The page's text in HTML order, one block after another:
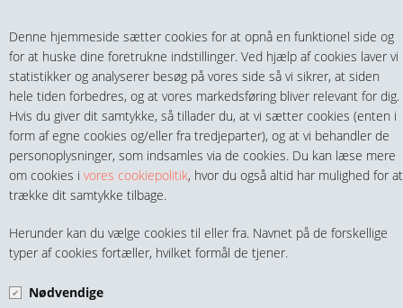
Denne hjemmeside sætter cookies for at opnå en funktionel side og
for at huske dine foretrukne indstillinger. Ved hjælp af cookies laver vi
statistikker og analyserer besøg på vores side så vi sikrer, at siden
hele tiden forbedres, og at vores markedsføring bliver relevant for dig.
Hvis du giver dit samtykke, så tillader du, at vi sætter cookies (enten i
form af egne cookies og/eller fra tredjeparter), og at vi behandler de
personoplysninger, som indsamles via de cookies. Du kan læse mere
om cookies i vores cookiepolitik, hvor du også altid har mulighed for at
trække dit samtykke tilbage.
Herunder kan du vælge cookies til eller fra. Navnet på de forskellige
typer af cookies fortæller, hvilket formål de tjener.
Nødvendige
Teltech.dk 0 vare(r) i kurven
0,00 DKK
MENU
HANER & VENTILER
SLANGER, KOBLINGER & TILBEHØR
M8 BOLTE INDV. 6-KT. UH
DIN 7991 A4